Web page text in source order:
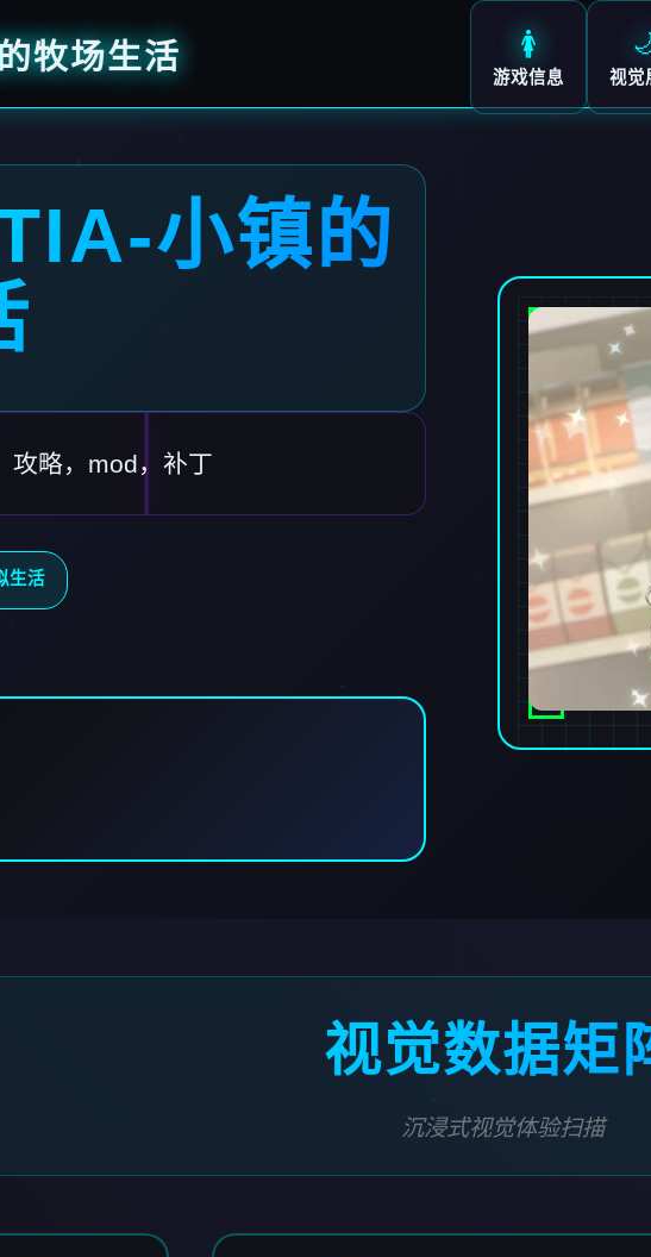
牧场生活 🚺
游戏信息 视觉
小镇的
攻略，mod，补丁
生活
视觉数据矩
沉浸式视觉体验扫描